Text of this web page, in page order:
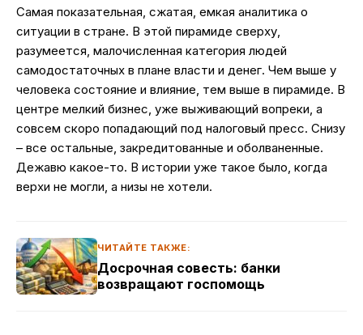
Самая показательная, сжатая, емкая аналитика о
ситуации в стране. В этой пирамиде сверху,
разумеется, малочисленная категория людей
самодостаточных в плане власти и денег. Чем выше у
человека состояние и влияние, тем выше в пирамиде. В
центре мелкий бизнес, уже выживающий вопреки, а
совсем скоро попадающий под налоговый пресс. Снизу
– все остальные, закредитованные и оболваненные.
Дежавю какое-то. В истории уже такое было, когда
верхи не могли, а низы не хотели.
ЧИТАЙТЕ ТАКЖЕ:
Досрочная совесть: банки
возвращают госпомощь